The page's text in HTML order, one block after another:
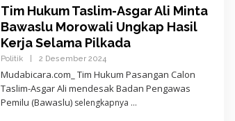
W
A
N
T
A
Tim Hukum Taslim-Asgar Ali Minta
Bawaslu Morowali Ungkap Hasil
Kerja Selama Pilkada
Politik 2 Desember 2024O
E
H
E
Mudabicara.com_ Tim Hukum Pasangan Calon
Taslim-Asgar Ali mendesak Badan Pengawas
Pemilu (Bawaslu) selengkapnya